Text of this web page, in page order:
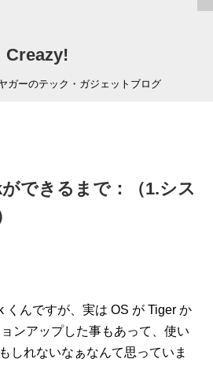
Creazy!
ガーのテック・ガジェットブログ
できるまで：（1.シス
くんですが、実は OS が Tiger か
ンアップした事もあって、使い
しれないなぁなんて思っていま